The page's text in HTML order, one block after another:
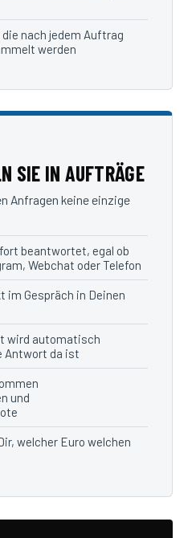
nach jedem Auftrag
werden
SIE IN AUFTRÄGE
Anfragen keine einzige
beantwortet, egal ob
Webchat oder Telefon
im Gespräch in Deinen
wird automatisch
Antwort da ist
und
welcher Euro welchen